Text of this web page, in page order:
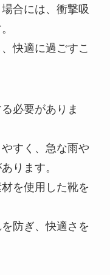
合には、衝撃吸
快適に過ごすこ
必要がありま
すく、急な雨や
ります。
を使用した靴を
防ぎ、快適さを